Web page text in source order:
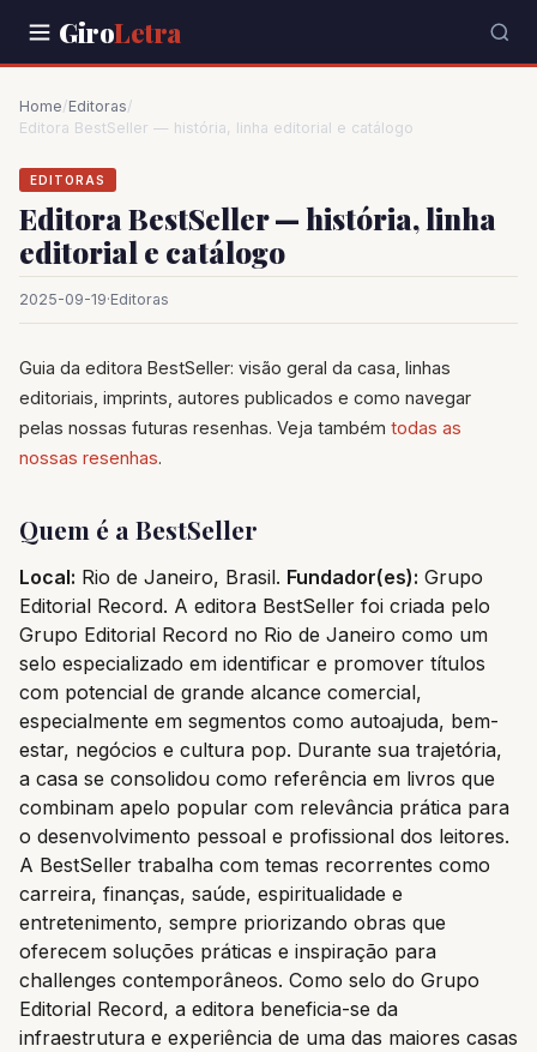
GiroLetra
Home/Editoras/
Editora BestSeller — história, linha editorial e catálogo
EDITORAS
Editora BestSeller — história, linha
editorial e catálogo
2025-09-19·Editoras
Guia da editora BestSeller: visão geral da casa, linhas
editoriais, imprints, autores publicados e como navegar
pelas nossas futuras resenhas. Veja também todas as
nossas resenhas.
Quem é a BestSeller
Local: Rio de Janeiro, Brasil. Fundador(es): Grupo
Editorial Record. A editora BestSeller foi criada pelo
Grupo Editorial Record no Rio de Janeiro como um
selo especializado em identificar e promover títulos
com potencial de grande alcance comercial,
especialmente em segmentos como autoajuda, bem-
estar, negócios e cultura pop. Durante sua trajetória,
a casa se consolidou como referência em livros que
combinam apelo popular com relevância prática para
o desenvolvimento pessoal e profissional dos leitores.
A BestSeller trabalha com temas recorrentes como
carreira, finanças, saúde, espiritualidade e
entretenimento, sempre priorizando obras que
oferecem soluções práticas e inspiração para
challenges contemporâneos. Como selo do Grupo
Editorial Record, a editora beneficia-se da
infraestrutura e experiência de uma das maiores casas